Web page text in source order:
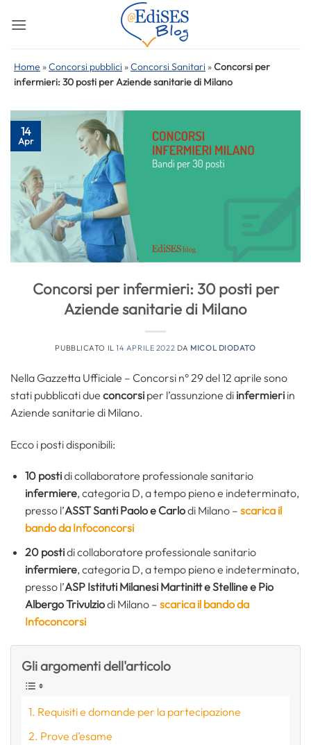
Home »Concorsi pubblici »Concorsi Sanitari »Concorsi per
infermieri: 30 posti per Aziende sanitarie di Milano
14
Apr
Concorsi per infermieri: 30 posti per
Aziende sanitarie di Milano
PUBBLICATO IL14 APRILE 2022 DA MICOL DIODATO
Nella Gazzetta Ufficiale – Concorsi n° 29 del 12 aprile sono
stati pubblicati due concorsi per l’assunzione di infermieri in
Aziende sanitarie di Milano.
Ecco i posti disponibili:
10 postidi collaboratore professionale sanitario
infermiere, categoria D, a tempo pieno e indeterminato,
presso l’ASST Santi Paolo e Carlodi Milano – scarica il
bando da Infoconcorsi
20 postidi collaboratore professionale sanitario
infermiere, categoria D, a tempo pieno e indeterminato,
presso l’ASP Istituti Milanesi Martinitt e Stelline e Pio
Albergo Trivulziodi Milano – scarica il bando da
Infoconcorsi
Gli argomenti dell'articolo
Requisiti e domande per la partecipazione
Prove d’esame